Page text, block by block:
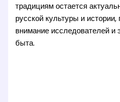
традициям остается
русской культуры и
внимание исследователей и
быта.